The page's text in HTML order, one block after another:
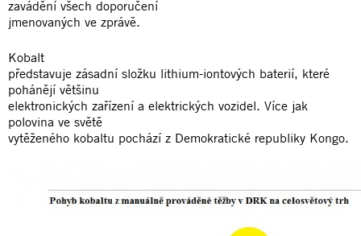
zavádění všech doporučení
jmenovaných ve zprávě.
Kobalt
představuje zásadní složku lithium-iontových baterií, které
pohánějí většinu
elektronických zařízení a elektrických vozidel. Více jak
polovina ve světě
vytěženého kobaltu pochází z Demokratické republiky Kongo.